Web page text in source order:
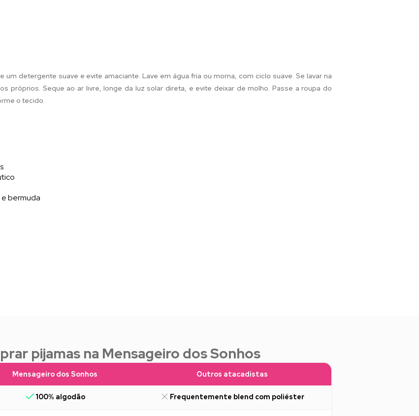
detergente suave e evite amaciante. Lave em água fria ou morna, com ciclo suave. Se lavar na
próprios. Seque ao ar livre, longe da luz solar direta, e evite deixar de molho. Passe a roupa do
o tecido.
bermuda
pijamas na Mensageiro dos Sonhos
Mensageiro dos Sonhos Outros atacadistas
100% algodão Frequentemente blend com poliéster